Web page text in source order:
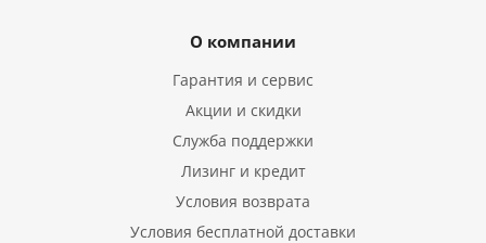
О компании
Гарантия и сервис
Акции и скидки
Служба поддержки
Лизинг и кредит
Условия возврата
Условия бесплатной доставки